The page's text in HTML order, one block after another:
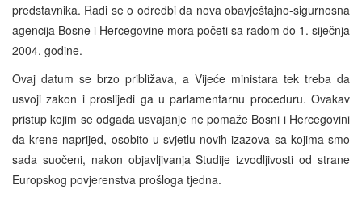
predstavnika. Radi se o odredbi da nova obavještajno-sigurnosna
agencija Bosne i Hercegovine mora početi sa radom do 1. siječnja
2004. godine.
Ovaj datum se brzo približava, a Vijeće ministara tek treba da
usvoji zakon i proslijedi ga u parlamentarnu proceduru. Ovakav
pristup kojim se odgađa usvajanje ne pomaže Bosni i Hercegovini
da krene naprijed, osobito u svjetlu novih izazova sa kojima smo
sada suočeni, nakon objavljivanja Studije izvodljivosti od strane
Europskog povjerenstva prošloga tjedna.